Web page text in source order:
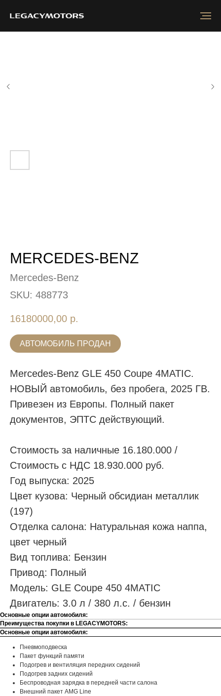
MERCEDES-BENZ
Mercedes-Benz
SKU: 488773
16180000,00 р.
АВТОМОБИЛЬ ПРОДАН
Mercedes-Benz GLE 450 Coupe 4MATIC.
НОВЫЙ автомобиль, без пробега, 2025 ГВ.
Привезен из Европы. Полный пакет
документов, ЭПТС действующий.
Стоимость за наличные 16.180.000 /
Стоимость с НДС 18.930.000 руб.
Год выпуска: 2025
Цвет кузова: Черный обсидиан металлик
(197)
Отделка салона: Натуральная кожа наппа,
цвет черный
Вид топлива: Бензин
Привод: Полный
Модель: GLE Coupe 450 4MATIC
Двигатель: 3.0 л / 380 л.с. / бензин
Основные опции автомобиля:
Преимущества покупки в LEGACYMOTORS:
Основные опции автомобиля:
Пневмоподвеска
Пакет функций памяти
Подогрев и вентиляция передних сидений
Подогрев задних сидений
Беспроводная зарядка в передней части салона
Внешний пакет AMG Line